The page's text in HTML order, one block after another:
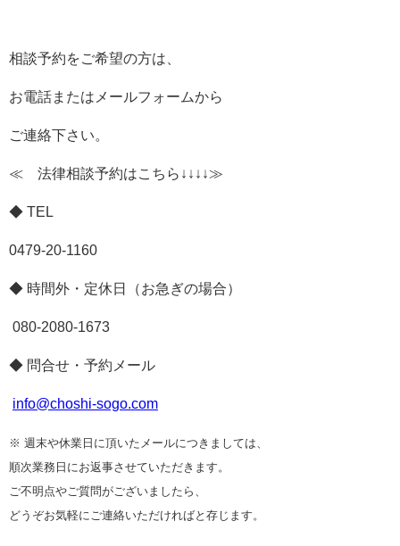
相談予約をご希望の方は、
お電話またはメールフォームから
ご連絡下さい。
≪ 法律相談予約はこちら↓↓↓↓≫
◆ TEL
0479-20-1160
◆ 時間外・定休日（お急ぎの場合）
080-2080-1673
◆ 問合せ・予約メール
info@choshi-sogo.com
※ 週末や休業日に頂いたメールにつきましては、
順次業務日にお返事させていただきます。
ご不明点やご質問がございましたら、
どうぞお気軽にご連絡いただければと存じます。